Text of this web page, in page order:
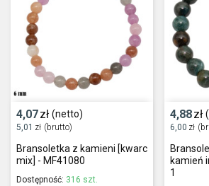
4,07zł (netto)
5,01 zł (brutto)
Bransoletka z kamieni [kwarc
mix] - MF41080
Dostępność: 316 szt.
4,88zł
6,00 zł
kamień
1